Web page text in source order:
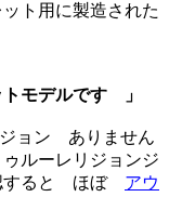
ト用に製造された
モデルです 」
ョン ありません
ルーレリジョンジ
すると ほぼ アウ